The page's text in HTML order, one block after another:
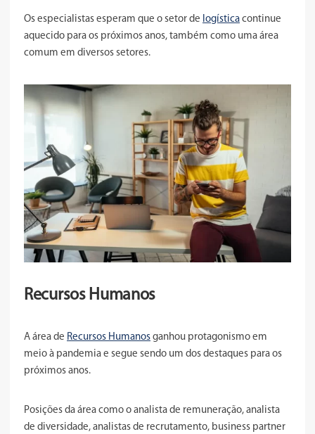
Os especialistas esperam que o setor de logística continue
aquecido para os próximos anos, também como uma área
comum em diversos setores.
Recursos Humanos
A área de Recursos Humanos ganhou protagonismo em
meio à pandemia e segue sendo um dos destaques para os
próximos anos.
Posições da área como o analista de remuneração, analista
de diversidade, analistas de recrutamento, business partner